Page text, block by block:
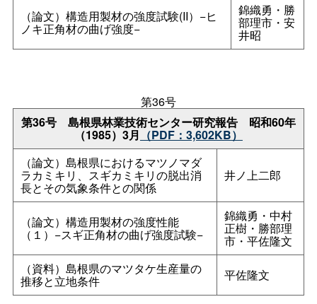
（論文）構造用製材の強度試験(II）−ヒ
ノキ正角材の曲げ強度−
錦織勇・勝
部理市・安
井昭
第36号
第36号 島根県林業技術センター研究報告 昭和60年
（1985）3月 （PDF：3,602KB）
（論文）島根県におけるマツノマダ
ラカミキリ、スギカミキリの脱出消
長とその気象条件との関係
井ノ上二郎
（論文）構造用製材の強度性能
（１）−スギ正角材の曲げ強度試験−
錦織勇・中村
正樹・勝部理
市・平佐隆文
（資料）島根県のマツタケ生産量の
推移と立地条件 平佐隆文